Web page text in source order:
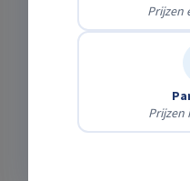
Prijzen
Prijzen